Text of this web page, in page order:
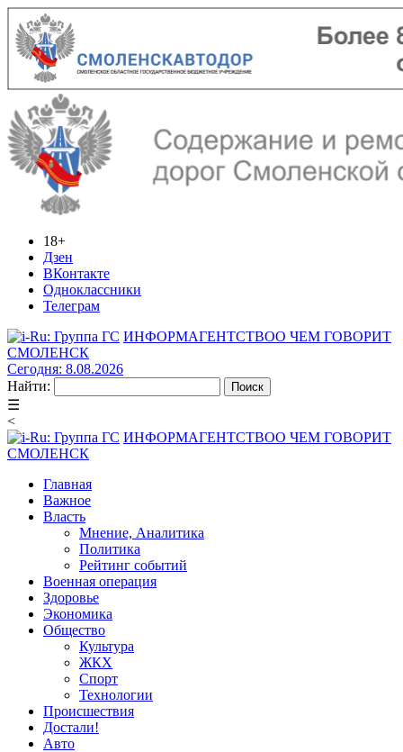
18+
Дзен
ВКонтакте
Одноклассники
Телеграм
ИНФОРМАГЕНТСТВОО ЧЕМ ГОВОРИТ
СМОЛЕНСК
Сегодня: 8.08.2026
Найти:
☰
<
ИНФОРМАГЕНТСТВОО ЧЕМ ГОВОРИТ
СМОЛЕНСК
Главная
Важное
Власть
Мнение, Аналитика
Политика
Рейтинг событий
Военная операция
Здоровье
Экономика
Общество
Культура
ЖКХ
Спорт
Технологии
Происшествия
Достали!
Авто